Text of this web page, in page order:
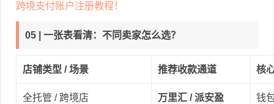
跨境支付账户注册教程！
05 | 一张表看清：不同卖家怎么选？
店铺类型 / 场景 推荐收款通道 核
全托管 / 跨境店 万里汇 / 派安盈 钱